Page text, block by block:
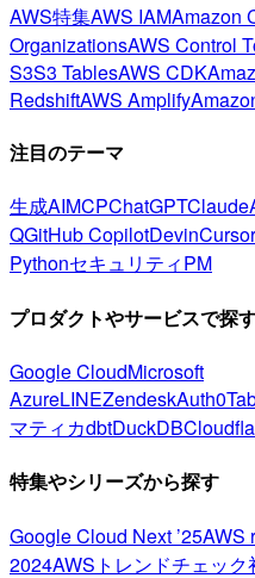
AWS特集AWS IAMAmazon
OrganizationsAWS Control
S3S3 TablesAWS CDK
RedshiftAWS Amplify
注目のテーマ
生成AIMCPChatGPTClaude
QGitHub CopilotDevinCursor
PythonセキュリティPM
プロダクトやサービスで探
Google CloudMicrosoft
AzureLINEZendeskAuth0
マティカdbtDuckDB
特集やシリーズから探す
Google Cloud Next ’25AWS
2024AWSトレンドチェック